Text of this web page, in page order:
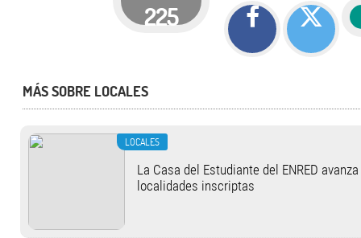
225
MÁS SOBRE LOCALES
LOCALES
La Casa del Estudiante del ENRED
localidades inscriptas